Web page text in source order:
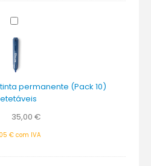
Marcadores
tinta
permanente
(Pack
Detetáveis
permanente (Pack 10)
35,00 €
€ com IVA